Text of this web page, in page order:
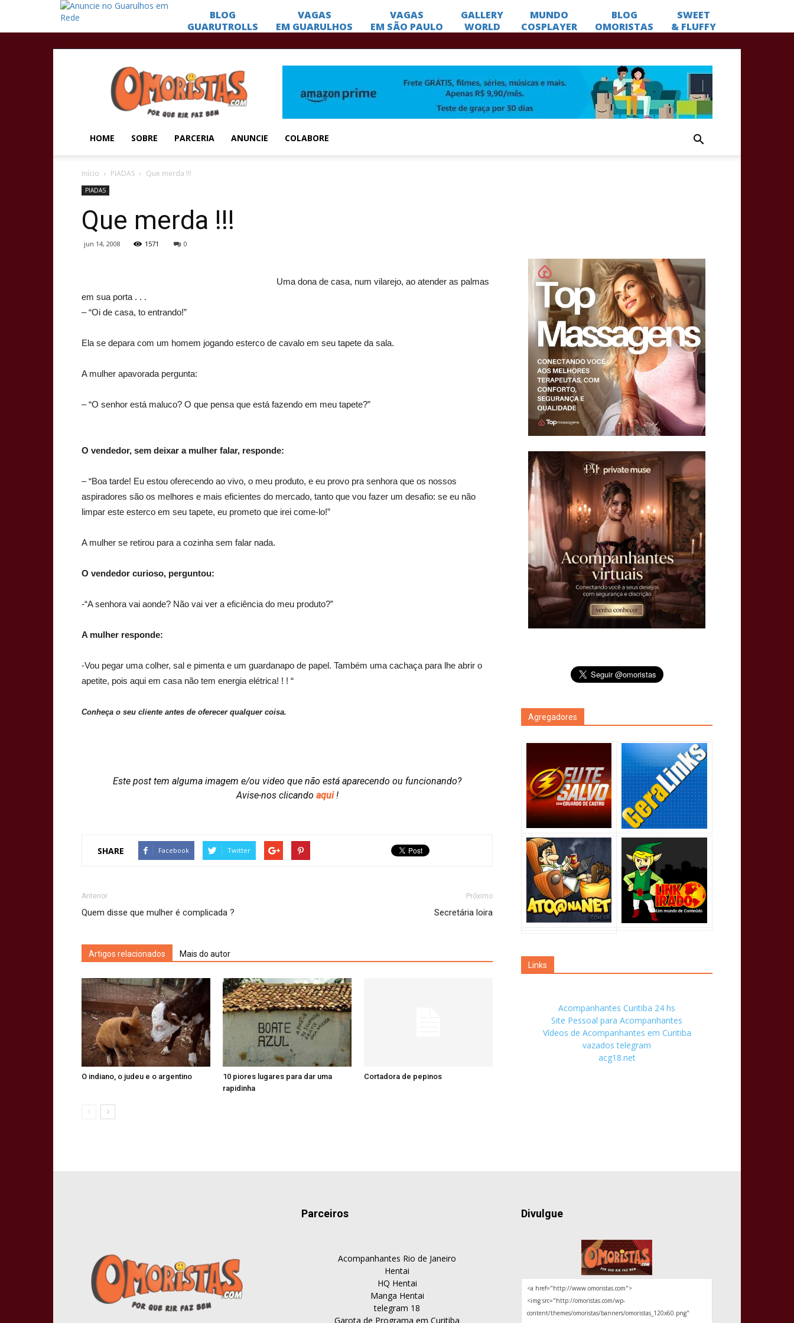
Omoristas
HOME SOBRE PARCERIA ANUNCIE COLABORE
Início PIADAS Que merda !!!
PIADAS
Que merda !!!
jun 14, 2008 1571 0
Uma dona de casa, num vilarejo, ao atender as palmas
em sua porta . . .
– “Oi de casa, to entrando!”
Ela se depara com um homem jogando esterco de cavalo em seu tapete da sala.
A mulher apavorada pergunta:
– “O senhor está maluco? O que pensa que está fazendo em meu tapete?”
O vendedor, sem deixar a mulher falar, responde:
– “Boa tarde! Eu estou oferecendo ao vivo, o meu produto, e eu provo pra senhora que os nossos
aspiradores são os melhores e mais eficientes do mercado, tanto que vou fazer um desafio: se eu não
limpar este esterco em seu tapete, eu prometo que irei come-lo!”
A mulher se retirou para a cozinha sem falar nada.
O vendedor curioso, perguntou:
-“A senhora vai aonde? Não vai ver a eficiência do meu produto?”
A mulher responde:
-Vou pegar uma colher, sal e pimenta e um guardanapo de papel. Também uma cachaça para lhe abrir o
apetite, pois aqui em casa não tem energia elétrica! ! ! “
Conheça o seu cliente antes de oferecer qualquer coisa.
Este post tem alguma imagem e/ou video que não está aparecendo ou funcionando?
Avise-nos clicando aqui!
SHARE Facebook Twitter
Anterior
Quem disse que mulher é complicada ?
Próximo
Secretária loira
Artigos relacionados Mais do autor
O indiano, o judeu e o argentino
10 piores lugares para dar uma
rapidinha
Cortadora de pepinos
Agregadores
Links
Acompanhantes Curitiba 24 hs
Site Pessoal para Acompanhantes
Vídeos de Acompanhantes em Curitiba
vazados telegram
acg18.net
Parceiros
Acompanhantes Rio de Janeiro
Hentai
HQ Hentai
Manga Hentai
telegram 18
Garota de Programa em Curitiba
Divulgue